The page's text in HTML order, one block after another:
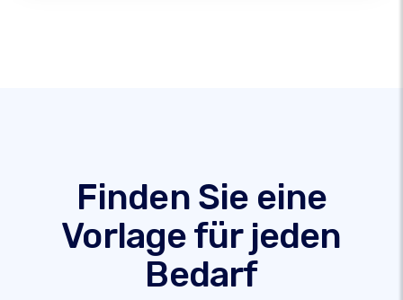
Finden Sie eine
Vorlage für jeden
Bedarf